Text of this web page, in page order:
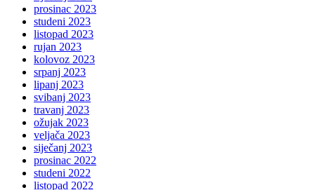
prosinac 2023
studeni 2023
listopad 2023
rujan 2023
kolovoz 2023
srpanj 2023
lipanj 2023
svibanj 2023
travanj 2023
ožujak 2023
veljača 2023
siječanj 2023
prosinac 2022
studeni 2022
listopad 2022